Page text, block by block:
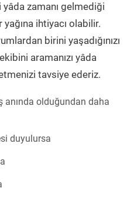
zamanı gelmediği
yağına ihtiyacı olabilir.
birini yaşadığınızı
aramanızı yâda
tavsiye ederiz.
anında olduğundan daha
duyulursa